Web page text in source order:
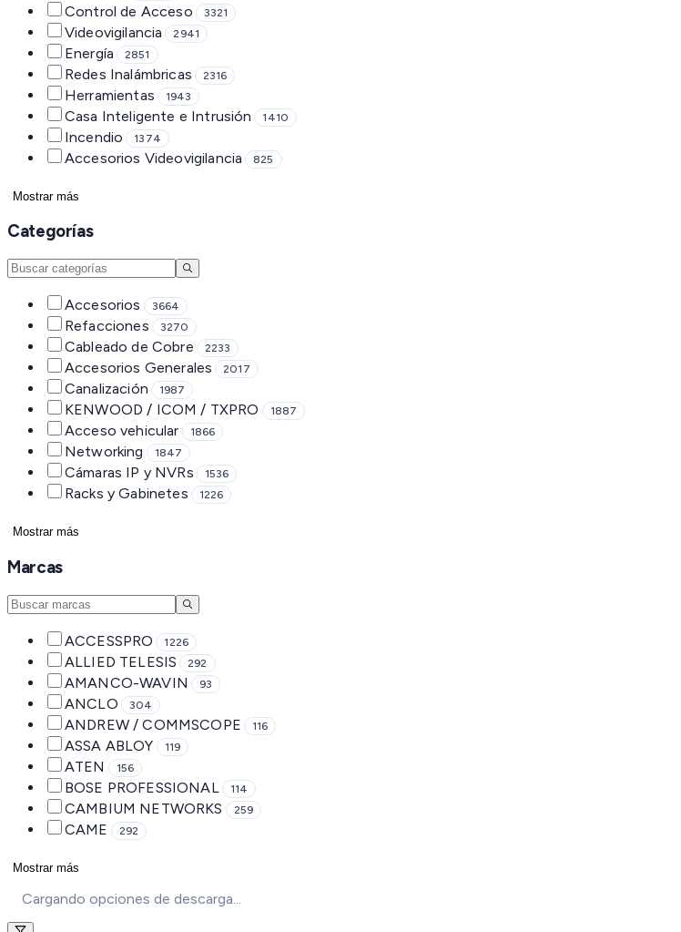
Control de Acceso 3321
Videovigilancia 2941
Energía 2851
Redes Inalámbricas 2316
Herramientas 1943
Casa Inteligente e Intrusión 1410
Incendio 1374
Accesorios Videovigilancia 825
Mostrar más
Categorías
Accesorios 3664
Refacciones 3270
Cableado de Cobre 2233
Accesorios Generales 2017
Canalización 1987
KENWOOD / ICOM / TXPRO 1887
Acceso vehicular 1866
Networking 1847
Cámaras IP y NVRs 1536
Racks y Gabinetes 1226
Mostrar más
Marcas
ACCESSPRO 1226
ALLIED TELESIS 292
AMANCO-WAVIN 93
ANCLO 304
ANDREW / COMMSCOPE 116
ASSA ABLOY 119
ATEN 156
BOSE PROFESSIONAL 114
CAMBIUM NETWORKS 259
CAME 292
Mostrar más
Cargando opciones de descarga...